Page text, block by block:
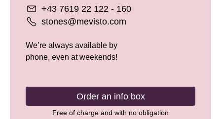
+43 7619 22 122 - 160
stones@mevisto.com
We’re always available by
phone, even at weekends!
Order an info box
Free of charge and with no obligation